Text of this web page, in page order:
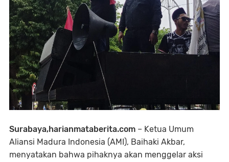
Surabaya,harianmataberita.com – Ketua Umum
Aliansi Madura Indonesia (AMI), Baihaki Akbar,
menyatakan bahwa pihaknya akan menggelar aksi